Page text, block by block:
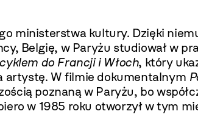
ministerstwa kultury. Dzięki
Belgię, w Paryżu studiował w
do Francji i Włoch, który
artystę. W filmie dokumentalnym
poznaną w Paryżu, bo
w 1985 roku otworzył w tym